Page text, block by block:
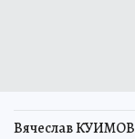
Вячеслав КУИМОВ